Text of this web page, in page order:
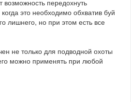
возможность передохнуть
это необходимо обхватив буй
лишнего, но при этом есть все
не только для подводной охоты
можно применять при любой